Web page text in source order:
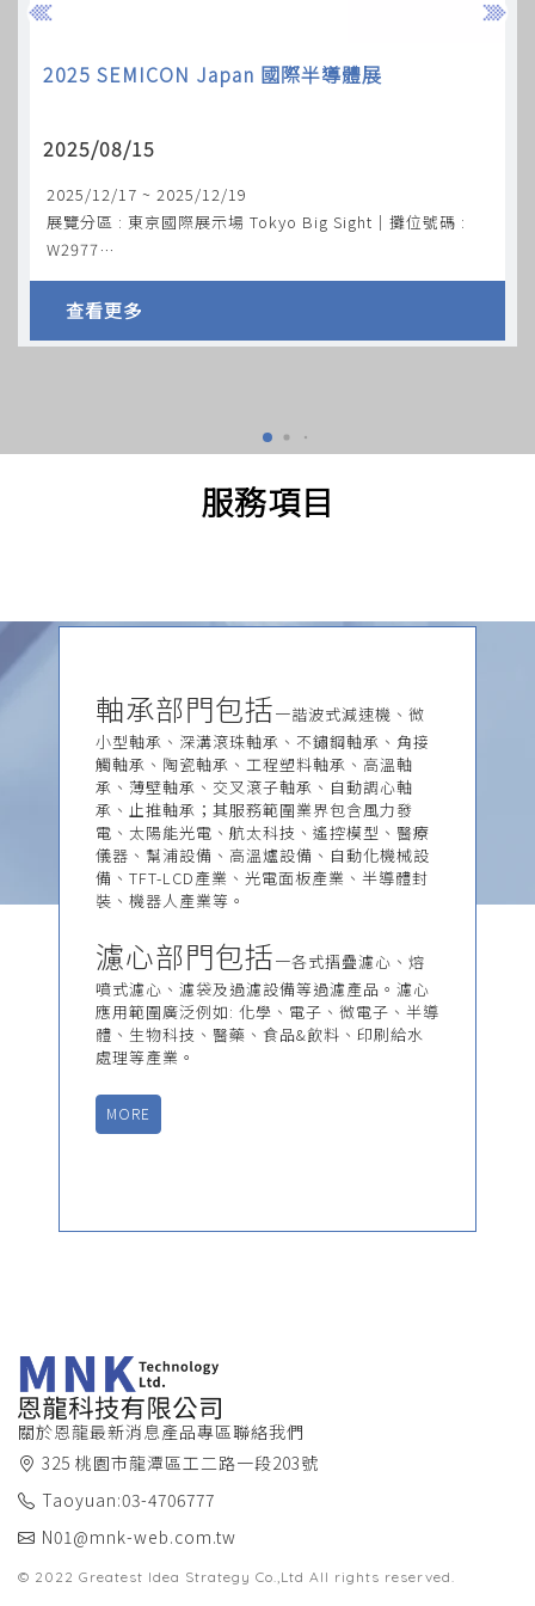
2025 SEMICON Japan 國際半導體展
2025/08/15
2025/12/17 ~ 2025/12/19
展覽分區 : 東京國際展示場 Tokyo Big Sight｜攤位號碼 :
W2977
查看更多
服務項目
軸承部門包括一諧波式減速機、微
小型軸承、深溝滾珠軸承、不鏽鋼軸承、角接
觸軸承、陶瓷軸承、工程塑料軸承、高溫軸
承、薄壁軸承、交叉滾子軸承、自動調心軸
承、止推軸承；其服務範圍業界包含風力發
電、太陽能光電、航太科技、遙控模型、醫療
儀器、幫浦設備、高溫爐設備、自動化機械設
備、TFT-LCD產業、光電面板產業、半導體封
裝、機器人產業等。
濾心部門包括一各式摺疊濾心、熔
噴式濾心、濾袋及過濾設備等過濾產品。濾心
應用範圍廣泛例如: 化學、電子、微電子、半導
體、生物科技、醫藥、食品&飲料、印刷給水
處理等產業。
MORE
關於恩龍最新消息產品專區聯絡我們
325 桃園市龍潭區工二路一段203號
Taoyuan:03-4706777
N01@mnk-web.com.tw
© 2022 Greatest Idea Strategy Co.,Ltd All rights reserved.